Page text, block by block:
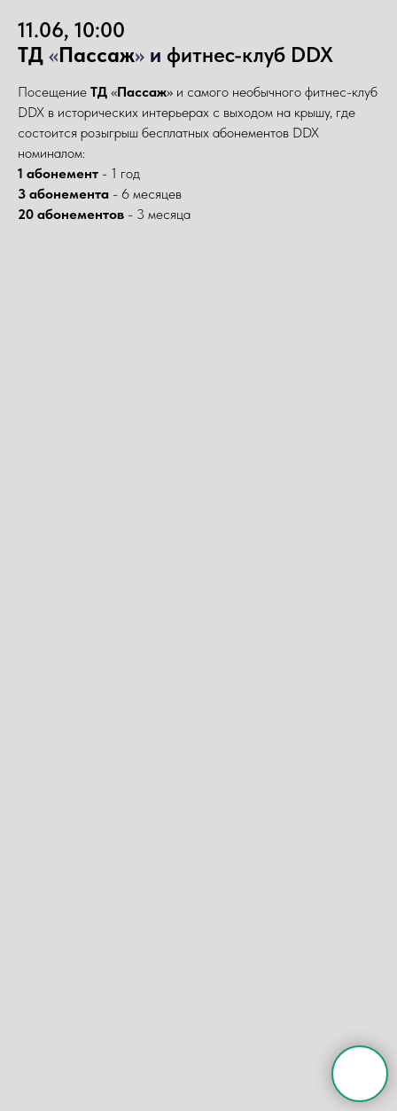
11.06, 10:00
ТД «Пассаж» и фитнес-клуб DDX
Посещение ТД «Пассаж» и самого необычного фитнес-клуб
DDX в исторических интерьерах с выходом на крышу, где
состоится розыгрыш бесплатных абонементов DDX
номиналом:
1 абонемент - 1 год
3 абонемента - 6 месяцев
20 абонементов - 3 месяца